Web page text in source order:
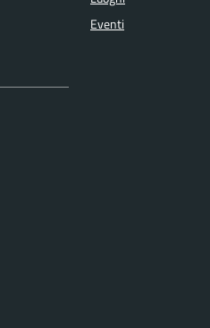
Eventi